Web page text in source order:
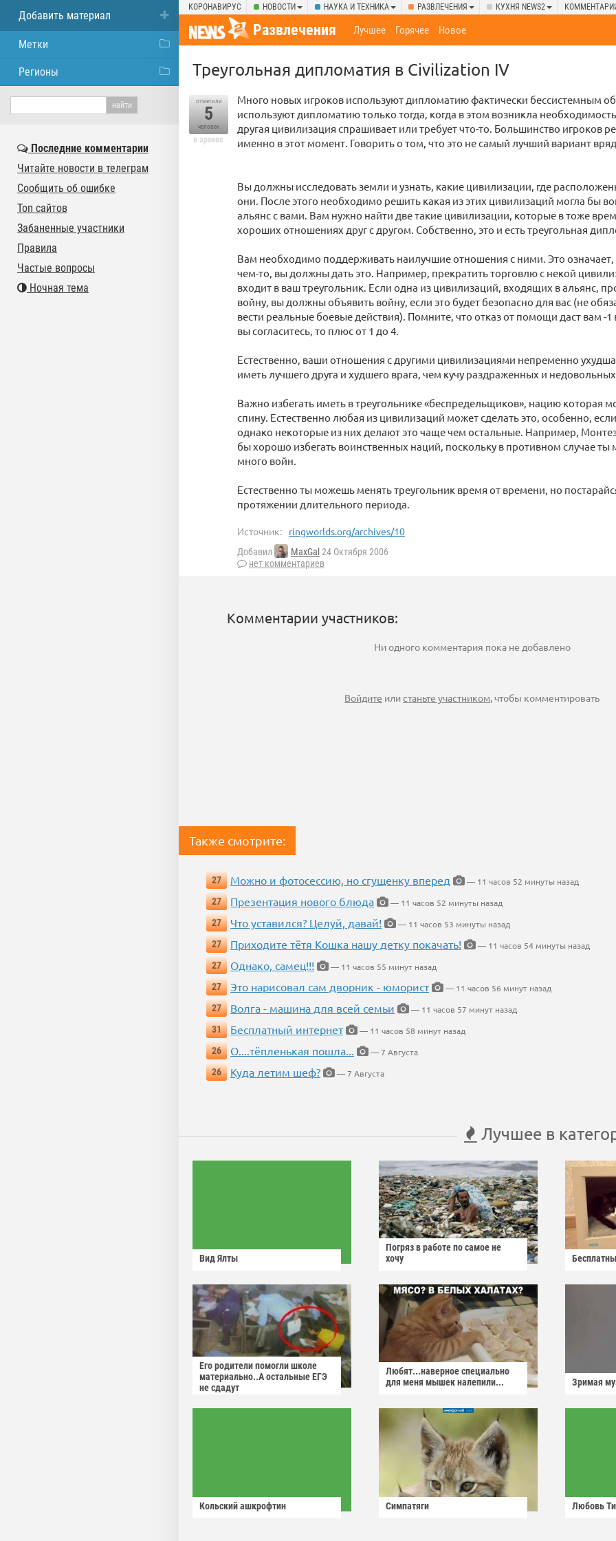
КОРОНАВИРУС НОВОСТИ НАУКА И ТЕХНИКА РАЗВЛЕЧЕНИЯ КУХНЯ NEWS2
Развлечения Лучшее Горячее Новое
Треугольная дипломатия в Civilization IV
отметили
5
человек
в архиве
Много новых игроков используют дипломатию фактически бессистемным
используют дипломатию только тогда, когда в этом возникла
другая цивилизация спрашивает или требует что-то. Большинство игроков
именно в этот момент. Говорить о том, что это не самый лучший вариант
Вы должны исследовать земли и узнать, какие цивилизации, где
они. После этого необходимо решить какая из этих цивилизаций могла бы
альянс с вами. Вам нужно найти две такие цивилизации, которые в тоже
хороших отношениях друг с другом. Собственно, это и есть треугольная
Вам необходимо поддерживать наилучшие отношения с ними. Это означает,
чем-то, вы должны дать это. Например, прекратить торговлю с некой
входит в ваш треугольник. Если одна из цивилизаций, входящих в альянс,
войну, вы должны объявить войну, если это будет безопасно для вас (не
вести реальные боевые действия). Помните, что отказ от помощи даст вам -
вы согласитесь, то плюс от 1 до 4.
Естественно, ваши отношения с другими цивилизациями непременно
иметь лучшего друга и худшего врага, чем кучу раздраженных и
Важно избегать иметь в треугольнике «беспредельщиков», нацию которая
спину. Естественно любая из цивилизаций может сделать это, особенно,
однако некоторые из них делают это чаще чем остальные. Например,
бы хорошо избегать воинственных наций, поскольку в противном случае
много войн.
Естественно ты можешь менять треугольник время от времени, но
протяжении длительного периода.
Источник: ringworlds.org/archives/10
Добавил MaxGal 24 Октября 2006
нет комментариев
Комментарии участников:
Ни одного комментария пока не добавлено
Войдите илистаньте участником, чтобы комментировать
Также смотрите:
27 Можно и фотосессию, но сгущенку вперед
— 11 часов 52 минуты назад
27
Презентация нового блюда
— 11 часов 52 минуты назад
27
Что уставился? Целуй, давай!
— 11 часов 53 минуты назад
27
Приходите тётя Кошка нашу детку покачать!
— 11 часов 54 минуты назад
27
Однако, самец!!!
— 11 часов 55 минут назад
27
Это нарисовал сам дворник - юморист
— 11 часов 56 минут назад
27
Волга - машина для всей семьи
— 11 часов 57 минут назад
31
Бесплатный интернет
— 11 часов 58 минут назад
26
О....тёпленькая пошла...
— 7 Августа
26
Куда летим шеф? — 7 Августа
Лучшее в
Вид Ялты
Погряз в работе по самое не
хочу
Его родители помогли школе
материально..А остальные ЕГЭ
не сдадут
Любят...наверное специально
для меня мышек налепили...
Зримая
Кольский ашкрофтин Симпатяги Любовь
Добавить материал
Метки
Регионы
Последние комментарии
Читайте новости в телеграм
Сообщить об ошибке
Топ сайтов
Забаненные участники
Правила
Частые вопросы
Ночная тема